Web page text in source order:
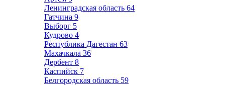
Ленинградская область 64
Гатчина 9
Выборг 5
Кудрово 4
Республика Дагестан 63
Махачкала 36
Дербент 8
Каспийск 7
Белгородская область 59